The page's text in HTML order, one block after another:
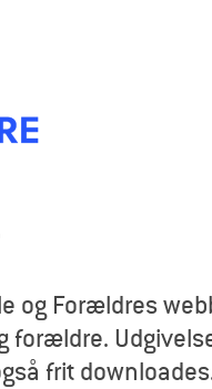
og Forældres
forældre.
frit